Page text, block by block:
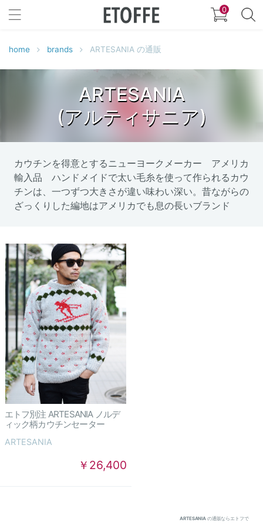
0
home brands ARTESANIA の通販
ARTESANIA
(アルティサニア)
カウチンを得意とするニューヨークメーカー アメリカ
輸入品 ハンドメイドで太い毛糸を使って作られるカウ
チンは、一つずつ大きさが違い味わい深い。昔ながらの
ざっくりした編地はアメリカでも息の長いブランド
エトフ別注 ARTESANIA ノルデ
ィック柄カウチンセーター
ARTESANIA
￥26,400
ARTESANIA の通販ならエトフで